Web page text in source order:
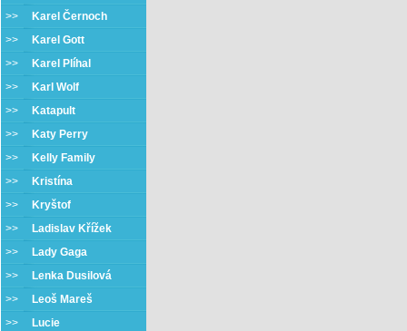
>>
Karel Černoch
>>
Karel Gott
>>
Karel Plíhal
>>
Karl Wolf
>>
Katapult
>>
Katy Perry
>>
Kelly Family
>>
Kristína
>>
Kryštof
>>
Ladislav Křížek
>>
Lady Gaga
>>
Lenka Dusilová
>>
Leoš Mareš
>>
Lucie